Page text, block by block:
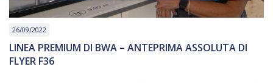
26/09/2022
LINEA PREMIUM DI BWA – ANTEPRIMA ASSOLUTA DI
FLYER F36